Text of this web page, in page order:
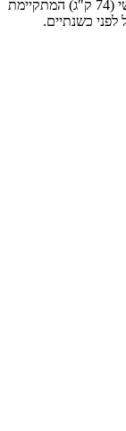
הערב במדליית הארד באליפות אירופה בסגנון חופשי (74 ק"ג) המתקיימת
לפני כשנתיים.